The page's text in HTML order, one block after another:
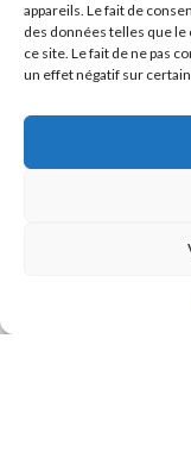
appareils. Le fait de
des données telles que
ce site. Le fait de ne pas
un effet négatif sur